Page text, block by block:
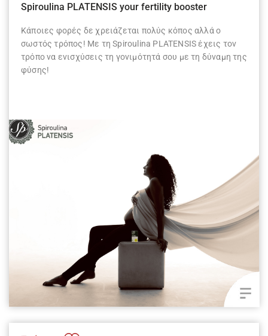
Spiroulina PLATENSIS your fertility booster
Κάποιες φορές δε χρειάζεται πολύς κόπος αλλά ο
σωστός τρόπος! Με τη Spiroulina PLATENSIS έχεις τον
τρόπο να ενισχύσεις τη γονιμότητά σου με τη δύναμη της
φύσης!